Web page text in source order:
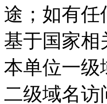
途；如有任
基于国家
本单位一级
二级域名访